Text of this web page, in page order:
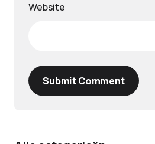
Website
Submit Comment